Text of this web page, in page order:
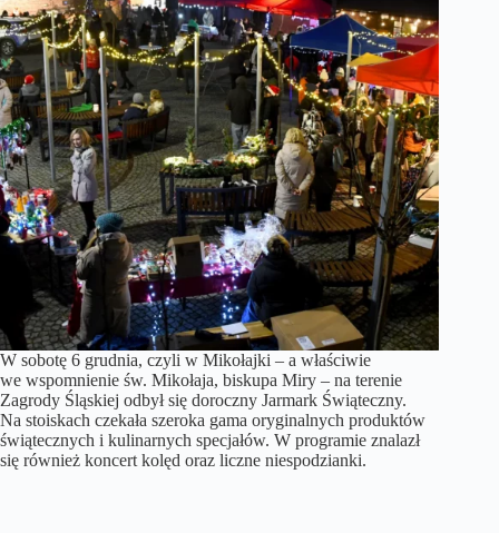
W sobotę 6 grudnia, czyli w Mikołajki – a właściwie
we wspomnienie św. Mikołaja, biskupa Miry – na terenie
Zagrody Śląskiej odbył się doroczny Jarmark Świąteczny.
Na stoiskach czekała szeroka gama oryginalnych produktów
świątecznych i kulinarnych specjałów. W programie znalazł
się również koncert kolęd oraz liczne niespodzianki.